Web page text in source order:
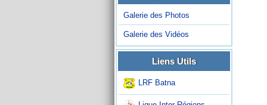
Galerie des Photos
Galerie des Vidéos
Liens Utils
LRF Batna